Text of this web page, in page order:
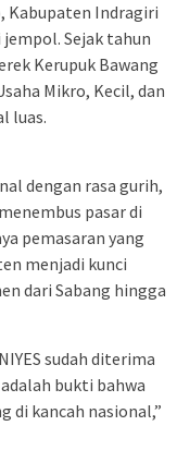
Kabupaten Indragiri
Sejak tahun
Kerupuk Bawang
Mikro, Kecil, dan
luas.
dengan rasa gurih,
pasar di
pemasaran yang
menjadi kunci
dari Sabang hingga
sudah diterima
bukti bahwa
di kancah nasional,”